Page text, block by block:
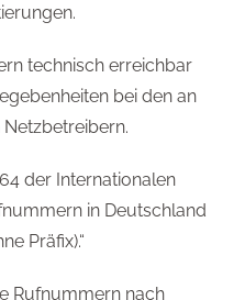
technisch erreichbar
bei den an
der Internationalen
in Deutschland
Präfix).“
Rufnummern nach